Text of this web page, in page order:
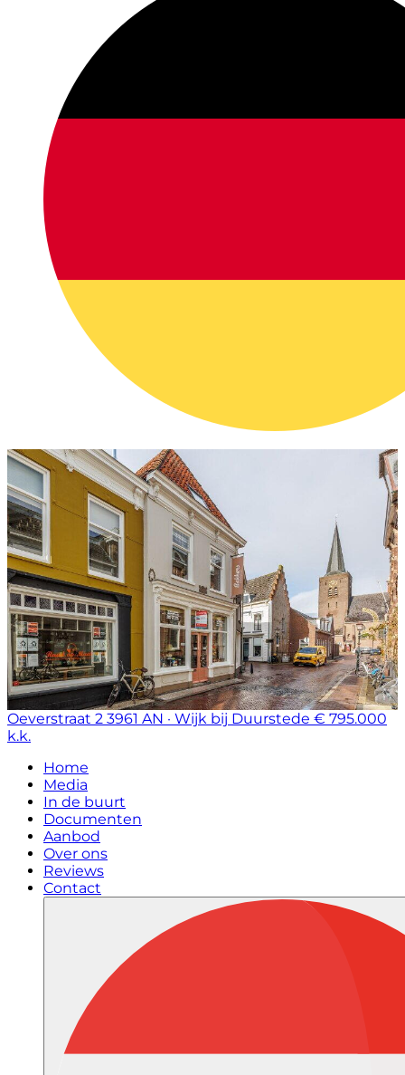
Oeverstraat 2 3961 AN · Wijk bij Duurstede € 795.000
k.k.
Home
Media
In de buurt
Documenten
Aanbod
Over ons
Reviews
Contact